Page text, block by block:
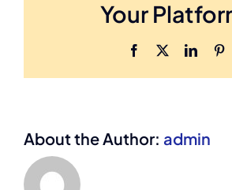
Your
Facebook
About the Author: admin